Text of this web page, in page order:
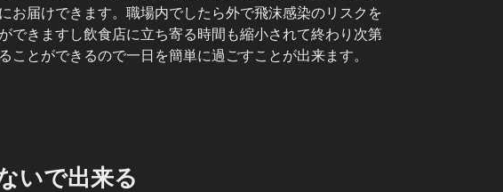
お届けできます。職場内でしたら外で飛沫感染のリスクを
できますし飲食店に立ち寄る時間も縮小されて終わり次第
ことができるので一日を簡単に過ごすことが出来ます。
いで出来る